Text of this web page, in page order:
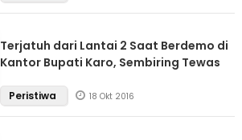
Terjatuh dari Lantai 2 Saat Berdemo di
Kantor Bupati Karo, Sembiring Tewas
Peristiwa 18 Okt 2016